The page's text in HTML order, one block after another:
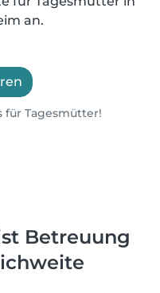
an.
für Tagesmütter!
Betreuung